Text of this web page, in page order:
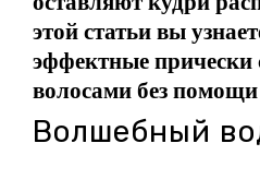
этой статьи вы
эффектные
волосами без
Волшебный